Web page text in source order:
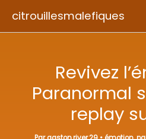
citrouillesmalefiques
Revivez
Paranormal
replay